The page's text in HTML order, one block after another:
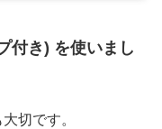
付き) を使いまし
切です。